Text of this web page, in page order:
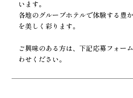
います。
各地のグループホテルで体験する豊
を美しく彩ります。
ご興味のある方は、下記応募フォー
わせください。